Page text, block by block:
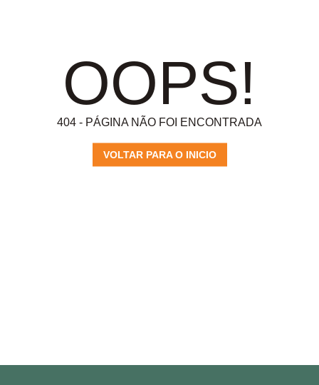
OOPS!
404 - PÁGINA NÃO FOI ENCONTRADA
VOLTAR PARA O INICIO